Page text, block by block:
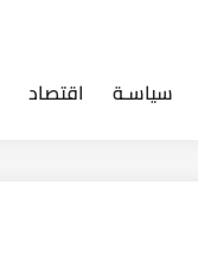
سياسـة اقتصاد